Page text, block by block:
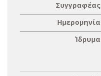
Συγγραφέας
Ημερομηνία
Ίδρυμα